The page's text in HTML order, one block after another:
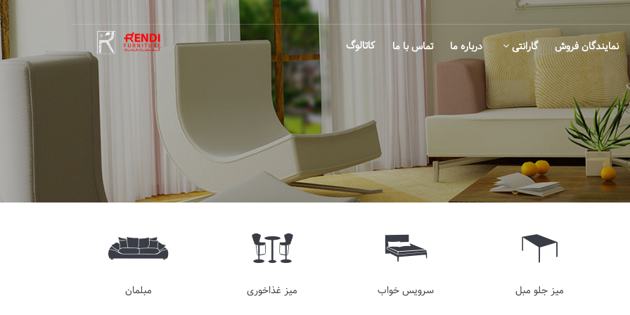
نمایندگان فروش گارانتی درباره ما تماس با ما کاتالوگ
مبلمان میز غذاخوری سرویس خواب میز جلو مبل